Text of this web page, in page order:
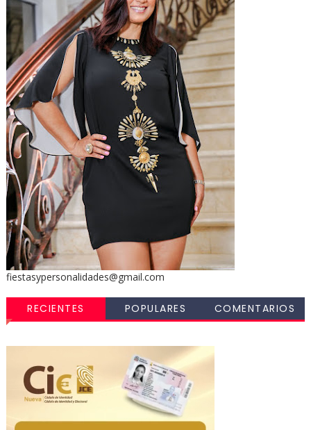
fiestasypersonalidades@gmail.com
RECIENTES POPULARES COMENTARIOS